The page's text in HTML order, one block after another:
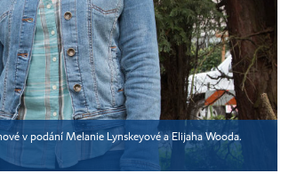
v podání Melanie Lynskeyové a Elijaha Wooda.